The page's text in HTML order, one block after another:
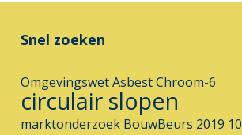
Snel zoeken
OmgevingswetAsbestChroom-6
circulair slopen
marktonderzoek BouwBeurs 2019 10